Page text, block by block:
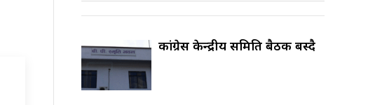
कांग्रेस केन्द्रीय समिति बैठक बस्दै